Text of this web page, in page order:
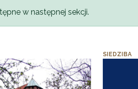
w następnej sekcji.
SIEDZIBA